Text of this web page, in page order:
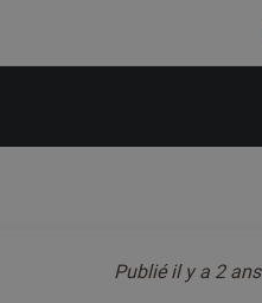
Publiéil y a 2 ans